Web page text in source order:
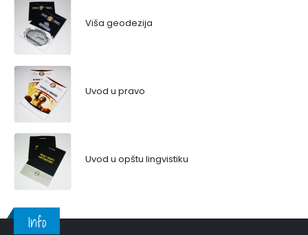
Viša geodezija
Uvod u pravo
Uvod u opštu lingvistiku
Info